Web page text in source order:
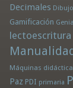
Decimales
Gamificación
lectoescritura
Máquinas
Paz PDI primaria